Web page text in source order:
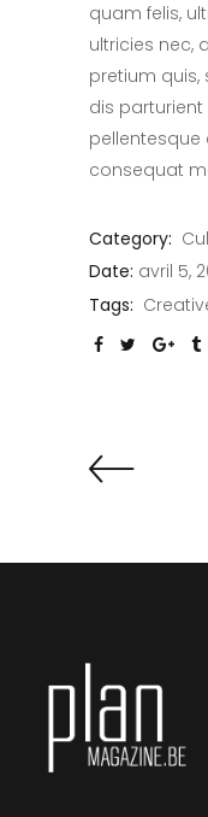
quam felis,
ultricies nec,
pretium
dis
pellentesque
consequat
Category:
Date: avril 5,
Tags: